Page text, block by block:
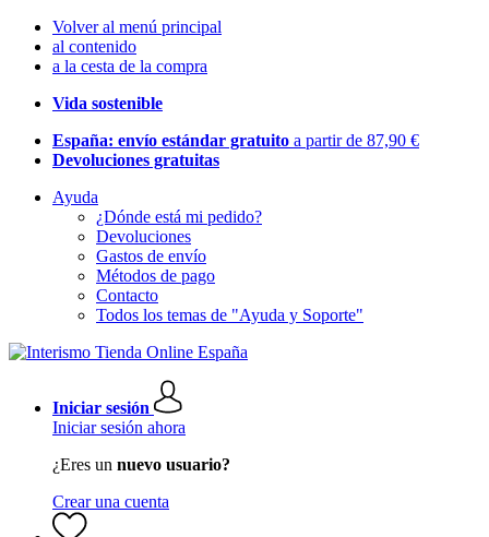
Volver al menú principal
al contenido
a la cesta de la compra
Vida sostenible
España: envío estándar gratuito a partir de 87,90 €
Devoluciones gratuitas
Ayuda
¿Dónde está mi pedido?
Devoluciones
Gastos de envío
Métodos de pago
Contacto
Todos los temas de "Ayuda y Soporte"
Iniciar sesión
Iniciar sesión ahora
¿Eres un nuevo usuario?
Crear una cuenta